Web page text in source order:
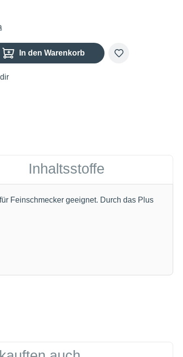
Wert ein oder benutze die Schaltflächen um die Anzahl zu
In den Warenkorb
Inhaltsstoffe
Feinschmecker geeignet. Durch das Plus